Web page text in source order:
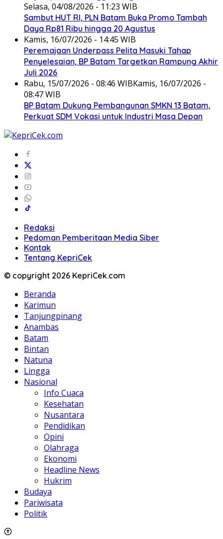
Selasa, 04/08/2026 - 11:23 WIB
Sambut HUT RI, PLN Batam Buka Promo Tambah
Daya Rp81 Ribu hingga 20 Agustus
Kamis, 16/07/2026 - 14:45 WIB
Peremajaan Underpass Pelita Masuki Tahap
Penyelesaian, BP Batam Targetkan Rampung Akhir
Juli 2026
Rabu, 15/07/2026 - 08:46 WIBKamis, 16/07/2026 -
08:47 WIB
BP Batam Dukung Pembangunan SMKN 13 Batam,
Perkuat SDM Vokasi untuk Industri Masa Depan
Redaksi
Pedoman Pemberitaan Media Siber
Kontak
Tentang KepriCek
© copyright 2026 KepriCek.com
Beranda
Karimun
Tanjungpinang
Anambas
Batam
Bintan
Natuna
Lingga
Nasional
Info Cuaca
Kesehatan
Nusantara
Pendidikan
Opini
Olahraga
Ekonomi
Headline News
Hukrim
Budaya
Pariwisata
Politik